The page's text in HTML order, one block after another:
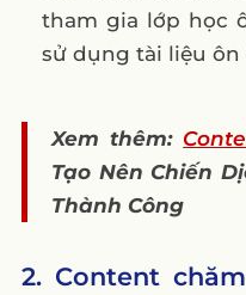
tham gia lớp học
sử dụng tài liệu
Xem thêm:
Tạo Nên Chiến
Thành Công
2. Content